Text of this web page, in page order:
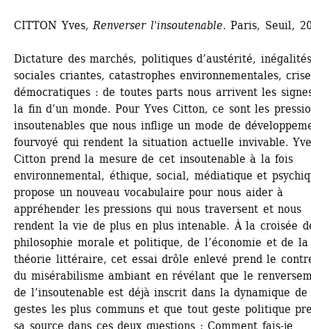
CITTON Yves, Renverser l'insoutenable. Paris, Seuil,
Dictature des marchés, politiques d’austérité, inégalités
sociales criantes, catastrophes environnementales,
démocratiques : de toutes parts nous arrivent les
la fin d’un monde. Pour Yves Citton, ce sont les
insoutenables que nous inflige un mode de
fourvoyé qui rendent la situation actuelle invivable.
Citton prend la mesure de cet insoutenable à la fois
environnemental, éthique, social, médiatique et
propose un nouveau vocabulaire pour nous aider à
appréhender les pressions qui nous traversent et nous
rendent la vie de plus en plus intenable. À la croisée
philosophie morale et politique, de l’économie et de la
théorie littéraire, cet essai drôle enlevé prend le
du misérabilisme ambiant en révélant que le
de l’insoutenable est déjà inscrit dans la dynamique de
gestes les plus communs et que tout geste politique
sa source dans ces deux questions : Comment fais-je